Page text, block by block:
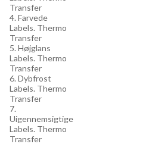
Transfer
4. Farvede
Labels. Thermo
Transfer
5. Højglans
Labels. Thermo
Transfer
6. Dybfrost
Labels. Thermo
Transfer
7.
Uigennemsigtige
Labels. Thermo
Transfer